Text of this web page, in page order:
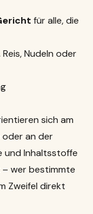
für alle, die
Nudeln oder
sich am
oder an der
und Inhaltsstoffe
– wer bestimmte
Zweifel direkt